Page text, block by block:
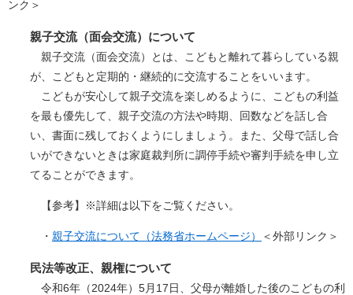
ンク＞
親子交流（面会交流）について
親子交流（面会交流）とは、こどもと離れて暮らしている親
が、こどもと定期的・継続的に交流することをいいます。
こどもが安心して親子交流を楽しめるように、こどもの利益
を最も優先して、親子交流の方法や時期、回数などを話し合
い、書面に残しておくようにしましょう。また、父母で話し合
いができないときは家庭裁判所に調停手続や審判手続を申し立
てることができます。
【参考】※詳細は以下をご覧ください。
・ 親子交流について（法務省ホームページ） ＜外部リンク＞
民法等改正、親権について
令和6年（2024年）5月17日、父母が離婚した後のこどもの利